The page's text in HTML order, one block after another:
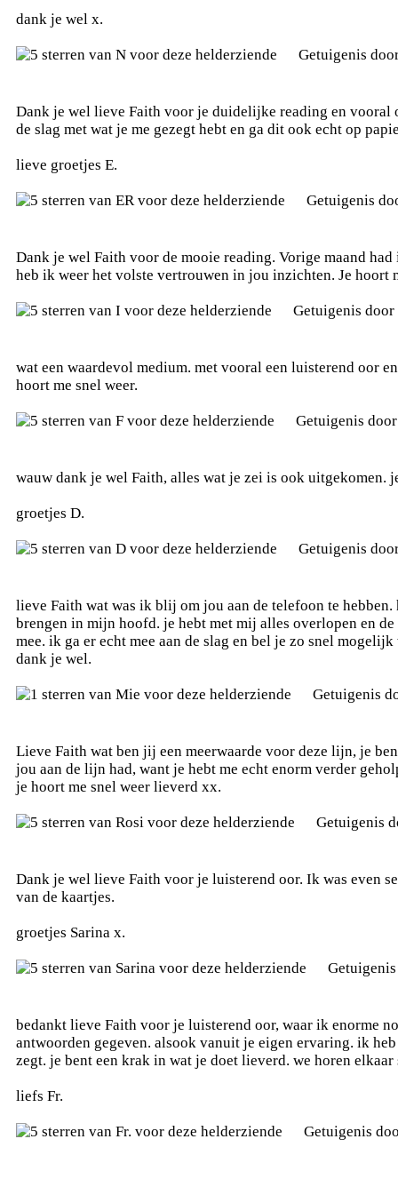
dank je wel x.
Getuigenis
Dank je wel lieve Faith voor je duidelijke reading en vooral
de slag met wat je me gezegt hebt en ga dit ook echt op
lieve groetjes E.
Getuigenis
Dank je wel Faith voor de mooie reading. Vorige maand
heb ik weer het volste vertrouwen in jou inzichten. Je hoort
Getuigenis door
wat een waardevol medium. met vooral een luisterend oor
hoort me snel weer.
Getuigenis
wauw dank je wel Faith, alles wat je zei is ook uitgekomen.
groetjes D.
Getuigenis
lieve Faith wat was ik blij om jou aan de telefoon te
brengen in mijn hoofd. je hebt met mij alles overlopen en
mee. ik ga er echt mee aan de slag en bel je zo snel
dank je wel.
Getuigenis
Lieve Faith wat ben jij een meerwaarde voor deze lijn, je
jou aan de lijn had, want je hebt me echt enorm verder
je hoort me snel weer lieverd xx.
Getuigenis
Dank je wel lieve Faith voor je luisterend oor. Ik was even
van de kaartjes.
groetjes Sarina x.
bedankt lieve Faith voor je luisterend oor, waar ik enorme
antwoorden gegeven. alsook vanuit je eigen ervaring. ik
zegt. je bent een krak in wat je doet lieverd. we horen
liefs Fr.
Getuigenis